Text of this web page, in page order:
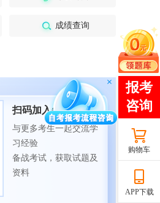
成绩查询
扫码加入备考交流群
与更多考生一起交流学
习经验
备战考试，获取试题及
资料
购物车
APP下载